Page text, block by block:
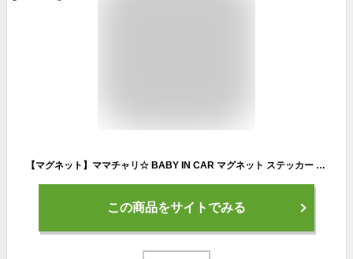
【マグネット】ママチャリ☆ BABY IN CAR マグネット ステッカー BABY ON BOARD 赤ちゃんが乗ってます ベビーインカー（マグネット）
この商品をサイトでみる